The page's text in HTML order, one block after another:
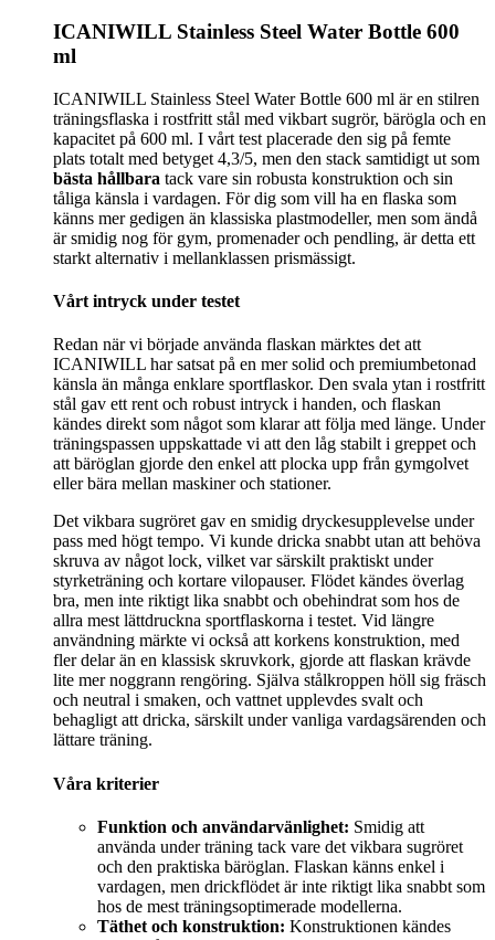
ICANIWILL Stainless Steel Water Bottle 600
ml
ICANIWILL Stainless Steel Water Bottle 600 ml är en stilren
träningsflaska i rostfritt stål med vikbart sugrör, bärögla och en
kapacitet på 600 ml. I vårt test placerade den sig på femte
plats totalt med betyget 4,3/5, men den stack samtidigt ut som
bästa hållbara tack vare sin robusta konstruktion och sin
tåliga känsla i vardagen. För dig som vill ha en flaska som
känns mer gedigen än klassiska plastmodeller, men som ändå
är smidig nog för gym, promenader och pendling, är detta ett
starkt alternativ i mellanklassen prismässigt.
Vårt intryck under testet
Redan när vi började använda flaskan märktes det att
ICANIWILL har satsat på en mer solid och premiumbetonad
känsla än många enklare sportflaskor. Den svala ytan i rostfritt
stål gav ett rent och robust intryck i handen, och flaskan
kändes direkt som något som klarar att följa med länge. Under
träningspassen uppskattade vi att den låg stabilt i greppet och
att bäröglan gjorde den enkel att plocka upp från gymgolvet
eller bära mellan maskiner och stationer.
Det vikbara sugröret gav en smidig dryckesupplevelse under
pass med högt tempo. Vi kunde dricka snabbt utan att behöva
skruva av något lock, vilket var särskilt praktiskt under
styrketräning och kortare vilopauser. Flödet kändes överlag
bra, men inte riktigt lika snabbt och obehindrat som hos de
allra mest lättdruckna sportflaskorna i testet. Vid längre
användning märkte vi också att korkens konstruktion, med
fler delar än en klassisk skruvkork, gjorde att flaskan krävde
lite mer noggrann rengöring. Själva stålkroppen höll sig fräsch
och neutral i smaken, och vattnet upplevdes svalt och
behagligt att dricka, särskilt under vanliga vardagsärenden och
lättare träning.
Våra kriterier
Funktion och användarvänlighet: Smidig att
använda under träning tack vare det vikbara sugröret
och den praktiska bäröglan. Flaskan känns enkel i
vardagen, men drickflödet är inte riktigt lika snabbt som
hos de mest träningsoptimerade modellerna.
Täthet och konstruktion: Konstruktionen kändes